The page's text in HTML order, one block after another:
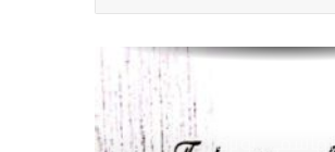
العام للصحفيين العرب